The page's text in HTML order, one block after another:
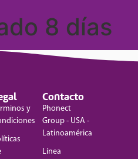
8 días
y
Contacto
Phonect
Group - USA -
Latinoamérica
Línea